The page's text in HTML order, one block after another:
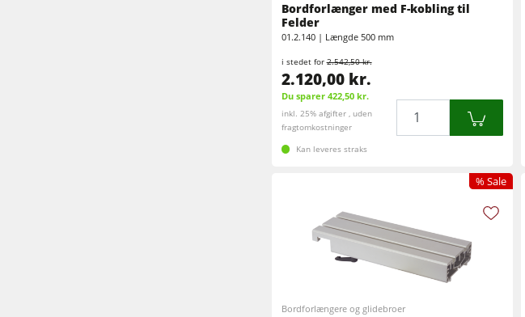
Bordforlænger med F-kobling til
Felder
01.2.140 | Længde 500 mm
i stedet for2.542,50 kr.
2.120,00 kr.
Du sparer 422,50 kr.
inkl. 25% afgifter , uden
fragtomkostninger
Kan leveres straks
% Sale
Bordforlængere og glidebroer